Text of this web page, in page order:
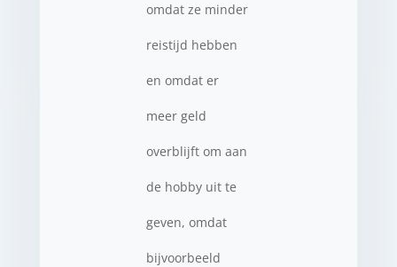
omdat ze minder
reistijd hebben
en omdat er
meer geld
overblijft om aan
de hobby uit te
geven, omdat
bijvoorbeeld